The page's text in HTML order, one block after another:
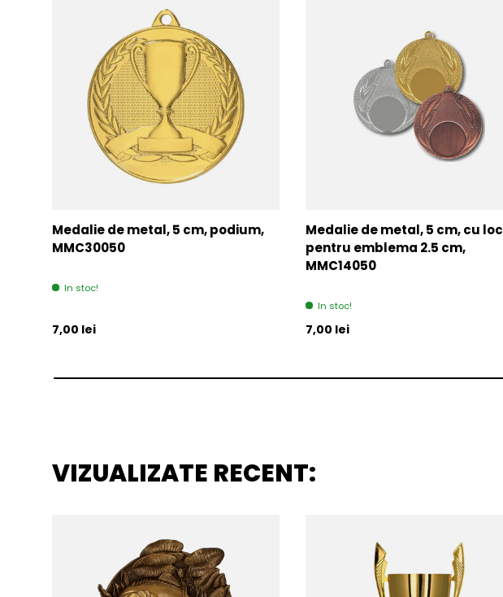
Medalie de metal, 5 cm, podium,
MMC30050
In stoc!
Pret initial
7,00 lei
Medalie de metal, 5 cm, cu loc
pentru emblema 2.5 cm,
MMC14050
In stoc!
Pret initial
7,00 lei
VIZUALIZATE RECENT: